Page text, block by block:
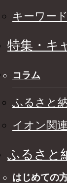
キーワー
特集・キ
コラム
ふるさと
イオン関連
ふるさと
はじめての